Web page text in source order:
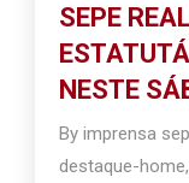
SEPE
NESTE
Byimprensa
destaque-home